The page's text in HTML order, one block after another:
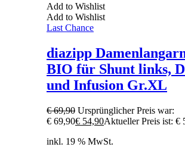
Add to Wishlist
Add to Wishlist
Last Chance
diazipp
BIO für Shunt links,
und Infusion Gr.XL
€69,90 Ursprünglicher Preis war:
€ 69,90€ 54,90Aktueller Preis ist: €
inkl. 19 % MwSt.